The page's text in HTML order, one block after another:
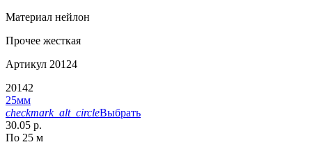
Материал нейлон
Прочее жесткая
Артикул 20124
20142
25мм
checkmark_alt_circleВыбрать
30.05 р.
По 25 м